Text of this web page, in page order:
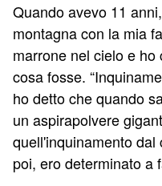
Quando avevo 11
montagna con la mia
marrone nel cielo e
cosa fosse.
ho detto che quando
un aspirapolvere
quell'inquinamento
poi, ero determinato a